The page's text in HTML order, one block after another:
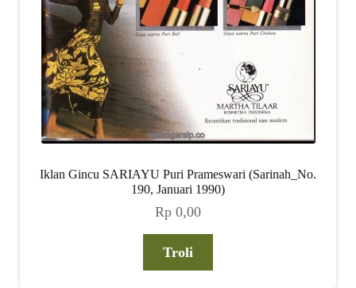
Iklan Gincu SARIAYU Puri Prameswari (Sarinah_No.
190, Januari 1990)
Rp 0,00
Troli